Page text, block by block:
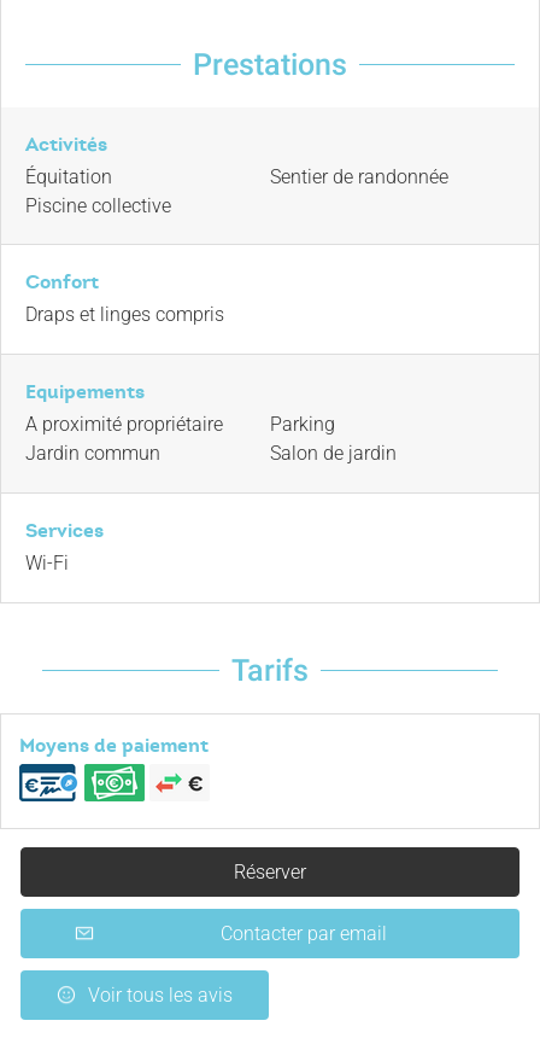
Prestations
Activités
Équitation
Piscine collective
Sentier de randonnée
Confort
Draps et linges compris
Equipements
A proximité propriétaire
Jardin commun
Parking
Salon de jardin
Services
Wi-Fi
Tarifs
Moyens de paiement
Réserver
Contacter par email
Voir tous les avis